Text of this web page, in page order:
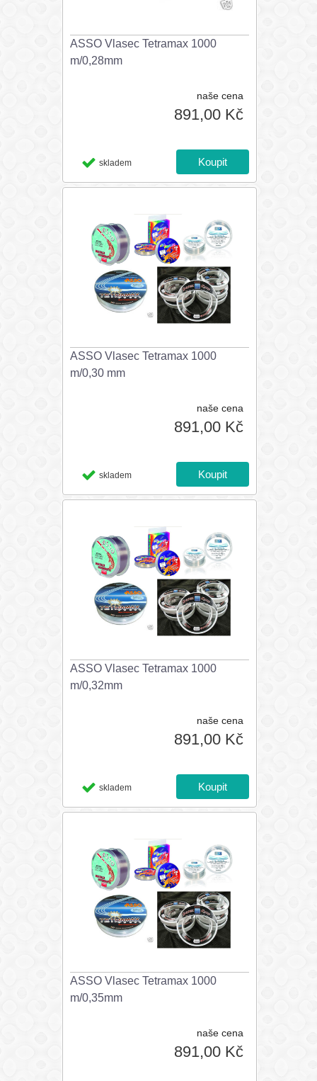
ASSO Vlasec Tetramax 1000
m/0,28mm
naše cena
891,00 Kč
skladem
ASSO Vlasec Tetramax 1000
m/0,30 mm
naše cena
891,00 Kč
skladem
ASSO Vlasec Tetramax 1000
m/0,32mm
naše cena
891,00 Kč
skladem
ASSO Vlasec Tetramax 1000
m/0,35mm
naše cena
891,00 Kč